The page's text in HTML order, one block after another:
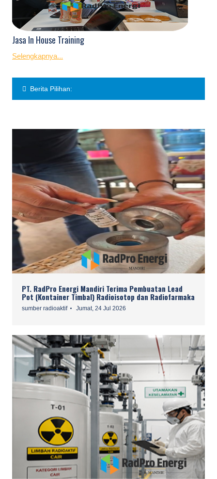
Jasa In House Training
Selengkapnya...
Berita Pilihan:
PT. RadPro Energi Mandiri Terima Pembuatan Lead
Pot (Kontainer Timbal) Radioisotop dan Radiofarmaka
sumber radioaktif Jumat, 24 Jul 2026